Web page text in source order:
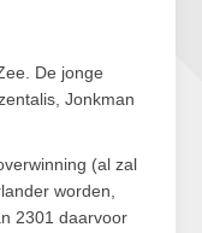
De jonge
Jonkman
(al zal
worden,
2301 daarvoor